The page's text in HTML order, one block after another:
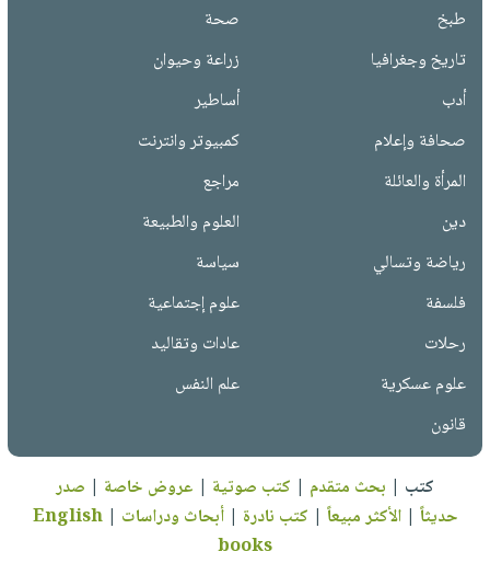
طبخ
صحة
تاريخ وجغرافيا
زراعة وحيوان
أدب
أساطير
صحافة وإعلام
كمبيوتر وانترنت
المرأة والعائلة
مراجع
دين
العلوم والطبيعة
رياضة وتسالي
سياسة
فلسفة
علوم إجتماعية
رحلات
عادات وتقاليد
علوم عسكرية
علم النفس
قانون
كتب | بحث متقدم | كتب صوتية | عروض خاصة | صدر
حديثاً |الأكثر مبيعاً | كتب نادرة |أبحاث ودراسات |
English
books